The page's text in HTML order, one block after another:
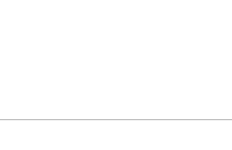
salto alto fino: